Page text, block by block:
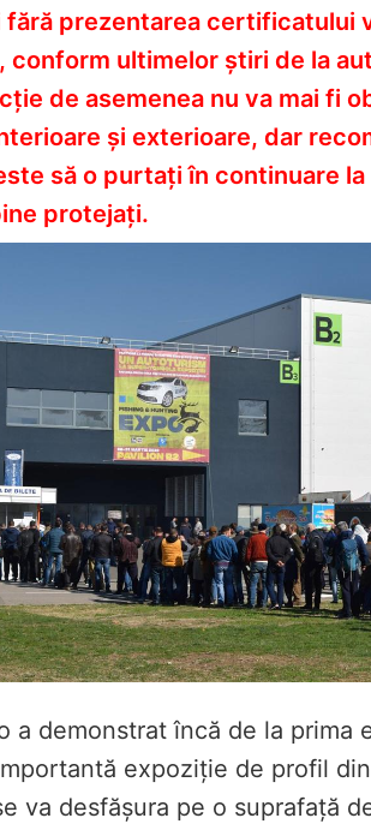
fără prezentarea certificatului
conform ultimelor știri de la
de asemenea nu va mai fi
și exterioare, dar
să o purtați în continuare
protejați.
a demonstrat încă de la prima
expoziție de profil
va desfășura pe o suprafață